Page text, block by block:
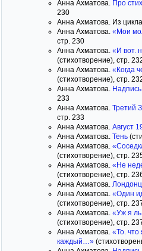
Анна Ахматова. Про
230
Анна Ахматова. Из
Анна Ахматова. «Мои
стр. 230
Анна Ахматова. «И вот.
(стихотворение), стр.
Анна Ахматова. «Когда
(стихотворение), стр.
Анна Ахматова. Надпись
233
Анна Ахматова. Третий
стр. 233
Анна Ахматова. Август
Анна Ахматова. Тень
Анна Ахматова.
(стихотворение), стр.
Анна Ахматова. «Не
(стихотворение), стр.
Анна Ахматова.
Анна Ахматова. «Один
(стихотворение), стр.
Анна Ахматова. «Уж я
(стихотворение), стр.
Анна Ахматова. «То. что
каждый…»